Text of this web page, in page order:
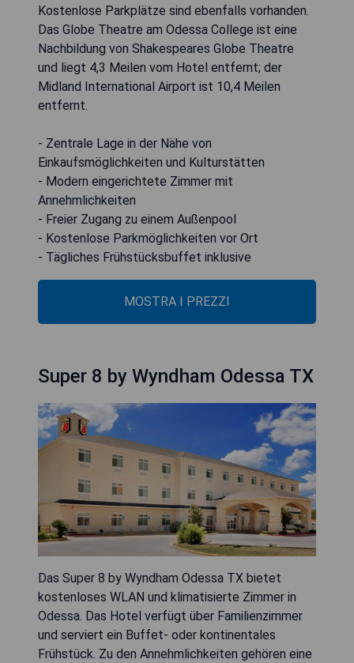
Kostenlose Parkplätze sind ebenfalls vorhanden.
Das Globe Theatre am Odessa College ist eine
Nachbildung von Shakespeares Globe Theatre
und liegt 4,3 Meilen vom Hotel entfernt; der
Midland International Airport ist 10,4 Meilen
entfernt.
- Zentrale Lage in der Nähe von
Einkaufsmöglichkeiten und Kulturstätten
- Modern eingerichtete Zimmer mit
Annehmlichkeiten
- Freier Zugang zu einem Außenpool
- Kostenlose Parkmöglichkeiten vor Ort
- Tägliches Frühstücksbuffet inklusive
MOSTRA I PREZZI
Super 8 by Wyndham Odessa TX
Das Super 8 by Wyndham Odessa TX bietet
kostenloses WLAN und klimatisierte Zimmer in
Odessa. Das Hotel verfügt über Familienzimmer
und serviert ein Buffet- oder kontinentales
Frühstück. Zu den Annehmlichkeiten gehören eine